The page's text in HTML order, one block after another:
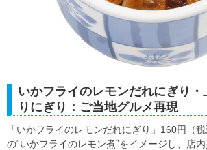
いかフライのレモンだれにぎり・
りにぎり：ご当地グルメ再現
「いかフライのレモンだれにぎり」160円（
の“いかフライのレモン煮”をイメージし、店